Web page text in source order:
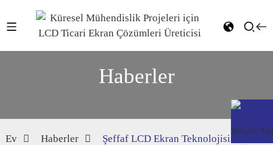
Haberler
Ev Haberler Şeffaf LCD Ekran Teknolojisi